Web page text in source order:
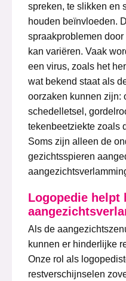
spreken, te slikken en
houden beïnvloeden.
spraakproblemen
kan variëren. Vaak
een virus, zoals het
wat bekend staat als
oorzaken kunnen zijn:
schedelletsel,
tekenbeetziekte zoals
Soms zijn alleen de
gezichtsspieren
Logopedie helpt
Als de
kunnen er hinderlijke
Onze rol als
restverschijnselen